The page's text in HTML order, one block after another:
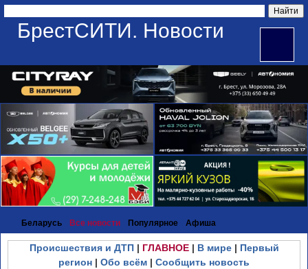
БрестСИТИ. Новости
Беларусь Все новости Популярное Афиша
Происшествия и ДТП| ГЛАВНОЕ| В мире| Первый
регион | Обо всём | Сообщить новость